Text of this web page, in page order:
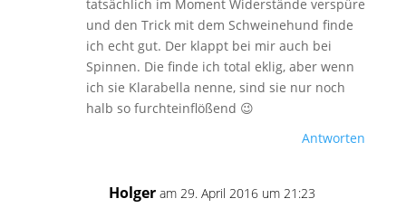
tatsächlich im Moment Widerstände verspüre
und den Trick mit dem Schweinehund finde
ich echt gut. Der klappt bei mir auch bei
Spinnen. Die finde ich total eklig, aber wenn
ich sie Klarabella nenne, sind sie nur noch
halb so furchteinflößend 😉
Antworten
Holger am 29. April 2016 um 21:23